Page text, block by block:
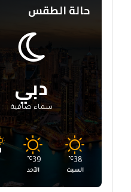
حالة الطقس
دبي
سماء صافية
38
℃
السبت
39
℃
الأحد